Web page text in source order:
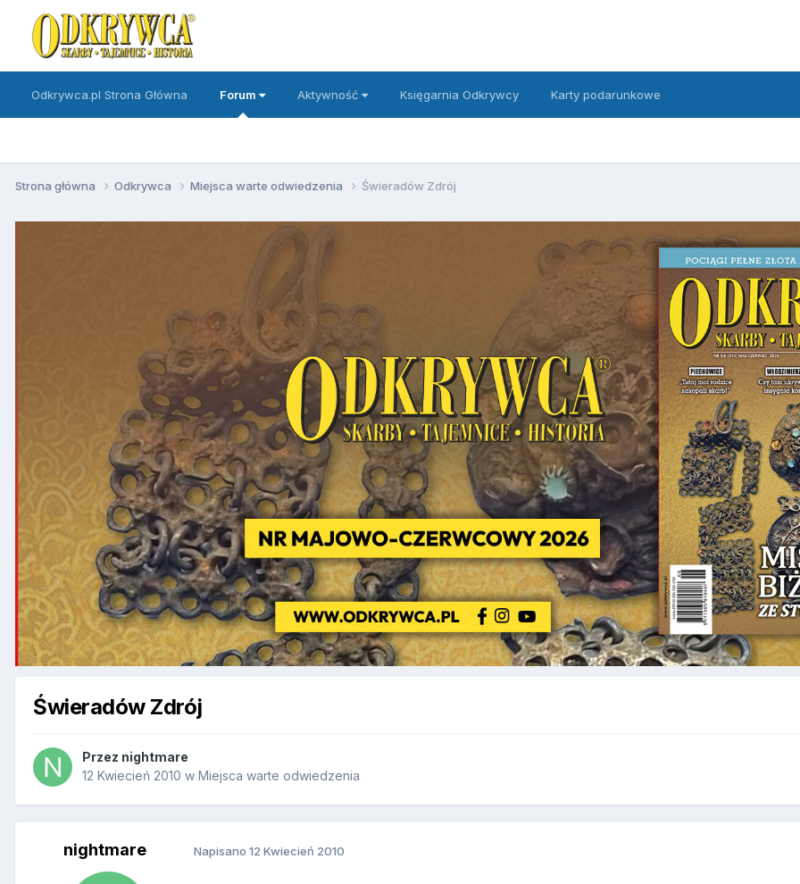
Odkrywca.pl Strona Główna Forum Aktywność Księgarnia Odkrywcy Karty podarunkowe
Strona główna Odkrywca Miejsca warte odwiedzenia Świeradów Zdrój
Świeradów Zdrój
Przez nightmare
12 Kwiecień 2010 w Miejsca warte odwiedzenia
nightmare Napisano 12 Kwiecień 2010